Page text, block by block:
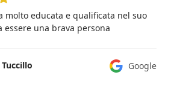
molto educata e qualificata nel suo
essere una brava persona
Google